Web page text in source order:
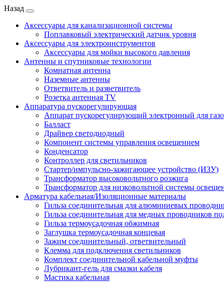
Назад
Аксессуары для канализационной системы
Поплавковый электрический датчик уровня
Аксессуары для электроинструментов
Аксессуары для мойки высокого давления
Антенны и спутниковые технологии
Комнатная антенна
Наземные антенны
Ответвитель и разветвитель
Розетка антенная TV
Аппаратура пускорегулирующая
Аппарат пускорегулирующий электронный для
Балласт
Драйвер светодиодный
Компонент системы управления освещением
Конденсатор
Контроллер для светильников
Стартер/импульсно-зажигающее устройство (ИЗУ)
Трансформатор высоковольтного розжига
Трансформатор для низковольтной системы
Арматура кабельная/Изоляционные материалы
Гильза соединительная для алюминиевых
Гильза соединительная для медных проводников
Гильза термоусадочная обжимная
Заглушка термоусадочная концевая
Зажим соединительный, ответвительный
Клемма для подключения светильников
Комплект соединительной кабельной муфты
Лубрикант-гель для смазки кабеля
Мастика кабельная